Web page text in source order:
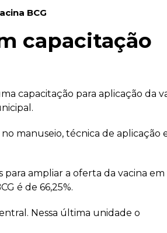
BCG
capacitação
capacitação para aplicação da
manuseio, técnica de aplicação
ampliar a oferta da vacina em
é de 66,25%.
Nessa última unidade o